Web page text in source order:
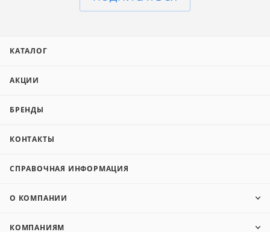
КАТАЛОГ
АКЦИИ
БРЕНДЫ
КОНТАКТЫ
СПРАВОЧНАЯ ИНФОРМАЦИЯ
О КОМПАНИИ
КОМПАНИЯМ